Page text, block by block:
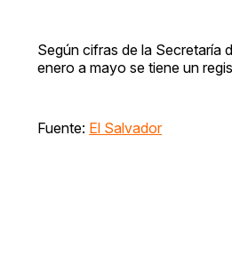
Según cifras de la Secretaría
enero a mayo se tiene un
Fuente: El Salvador